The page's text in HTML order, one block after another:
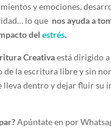
y emociones,
lo quenos ayuda a
del estrés.
Creativaestá dirigido
de la escritura libre y sin
lleva dentro y dejar fluir su
Apúntate en por